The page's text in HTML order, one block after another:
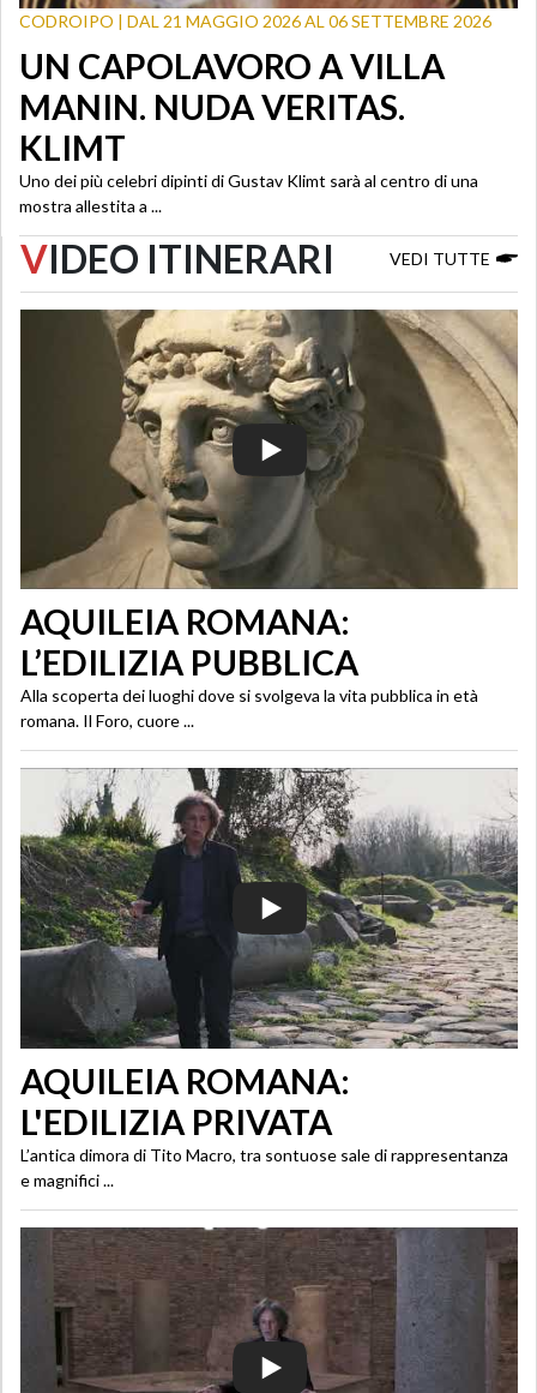
CODROIPO | DAL 21 MAGGIO 2026 AL 06 SETTEMBRE 2026
UN CAPOLAVORO A VILLA
MANIN. NUDA VERITAS.
KLIMT
Uno dei più celebri dipinti di Gustav Klimt sarà al centro di una
mostra allestita a ...
VIDEO ITINERARI VEDI TUTTE
AQUILEIA ROMANA:
L’EDILIZIA PUBBLICA
Alla scoperta dei luoghi dove si svolgeva la vita pubblica in età
romana. Il Foro, cuore ...
AQUILEIA ROMANA:
L'EDILIZIA PRIVATA
L’antica dimora di Tito Macro, tra sontuose sale di rappresentanza
e magnifici ...